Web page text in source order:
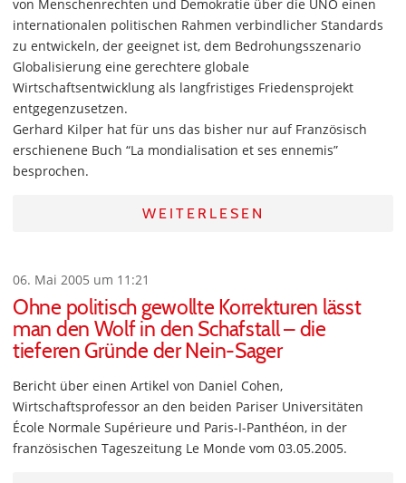
von Menschenrechten und Demokratie über die UNO einen
internationalen politischen Rahmen verbindlicher Standards
zu entwickeln, der geeignet ist, dem Bedrohungsszenario
Globalisierung eine gerechtere globale
Wirtschaftsentwicklung als langfristiges Friedensprojekt
entgegenzusetzen.
Gerhard Kilper hat für uns das bisher nur auf Französisch
erschienene Buch “La mondialisation et ses ennemis”
besprochen.
WEITERLESEN
06. Mai 2005 um 11:21
Ohne politisch gewollte Korrekturen lässt
man den Wolf in den Schafstall – die
tieferen Gründe der Nein-Sager
Bericht über einen Artikel von Daniel Cohen,
Wirtschaftsprofessor an den beiden Pariser Universitäten
École Normale Supérieure und Paris-I-Panthéon, in der
französischen Tageszeitung Le Monde vom 03.05.2005.